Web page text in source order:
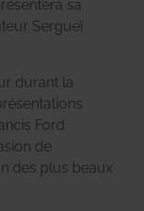
sa
Sergueï
durant la
Ford
de
des plus beaux